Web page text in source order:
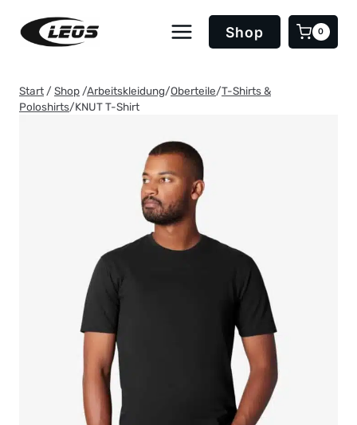
Inhalt
springen
Shop 0
Start / Shop /Arbeitskleidung/Oberteile/T-Shirts &
Poloshirts/KNUT T-Shirt